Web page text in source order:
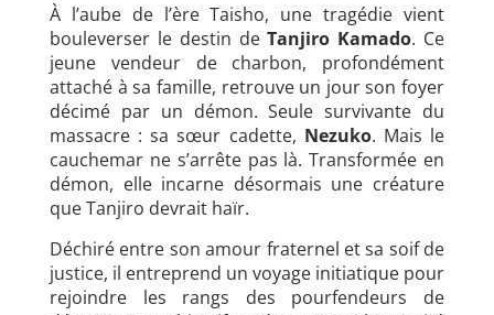
À l’aube de l’ère Taisho, une tragédie vient
bouleverser le destin deTanjiro Kamado. Ce
jeune vendeur de charbon, profondément
attaché à sa famille, retrouve un jour son foyer
décimé par un démon. Seule survivante du
massacre : sa sœur cadette, Nezuko. Mais le
cauchemar ne s’arrête pas là. Transformée en
démon, elle incarne désormais une créature
que Tanjiro devrait haïr.
Déchiré entre son amour fraternel et sa soif de
justice, il entreprend un voyage initiatique pour
rejoindre les rangs des pourfendeurs de